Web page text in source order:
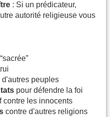
: Si un prédicateur,
autorité religieuse vous
d'autres peuples
pour défendre la foi
contre les innocents
contre d'autres religions